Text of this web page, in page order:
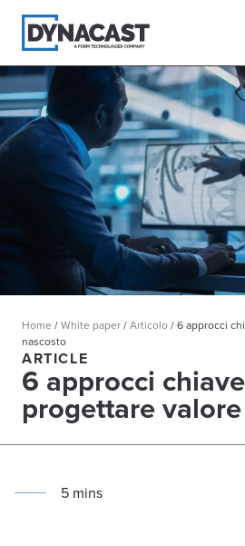
Home /White paper/Articolo/6 approcci
nascosto
ARTICLE
6 approcci
progettare
5 mins